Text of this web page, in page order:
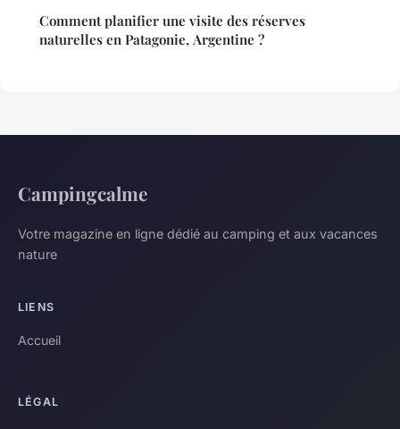
Comment planifier une visite des réserves
naturelles en Patagonie, Argentine ?
Campingcalme
Votre magazine en ligne dédié au camping et aux vacances
nature
LIENS
Accueil
LÉGAL